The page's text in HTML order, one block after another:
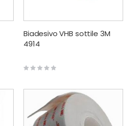
Biadesivo VHB sottile 3M
4914
Rating:
0%